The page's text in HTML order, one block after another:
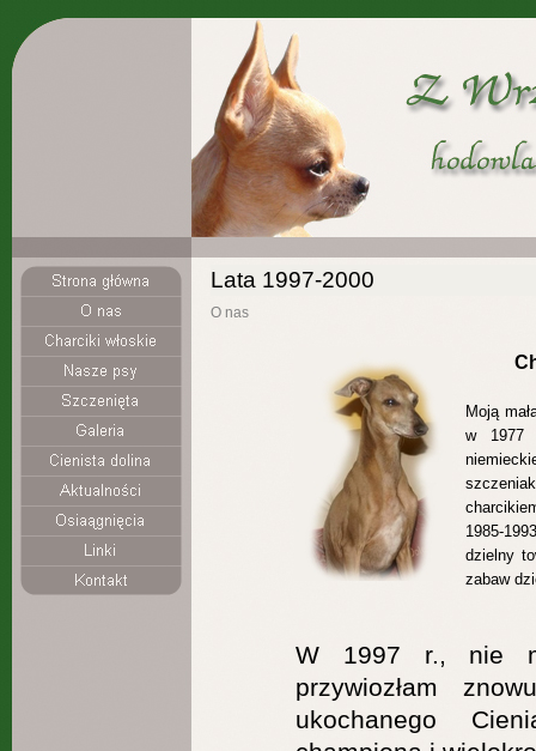
Lata 1997-2000
O nas
Moją
w 1977
1985-
dzielny
zabaw
W 1997 r., nie
przywiozłam
ukochanego